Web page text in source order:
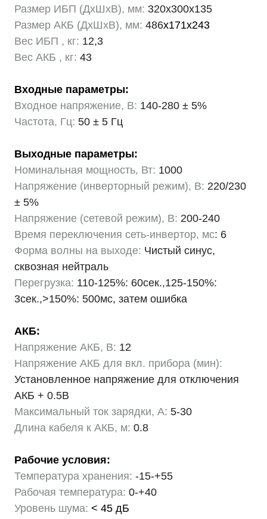
Размер ИБП (ДхШхВ), мм: 320х300х135
Размер АКБ (ДхШхВ), мм: 486х171х243
Вес ИБП , кг: 12,3
Вес АКБ , кг: 43
Входные параметры:
Входное напряжение, В: 140-280 ± 5%
Частота, Гц: 50 ± 5 Гц
Выходные параметры:
Номинальная мощность, Вт: 1000
Напряжение (инверторный режим), В: 220/230
± 5%
Напряжение (сетевой режим), В: 200-240
Время переключения сеть-инвертор, мс: 6
Форма волны на выходе: Чистый синус,
сквозная нейтраль
Перегрузка: 110-125%: 60сек.,125-150%:
3сек.,>150%: 500мс, затем ошибка
АКБ:
Напряжение АКБ, В: 12
Напряжение АКБ для вкл. прибора (мин):
Установленное напряжение для отключения
АКБ + 0.5В
Максимальный ток зарядки, А: 5-30
Длина кабеля к АКБ, м: 0.8
Рабочие условия:
Температура хранения: -15-+55
Рабочая температура: 0-+40
Уровень шума: < 45 дБ